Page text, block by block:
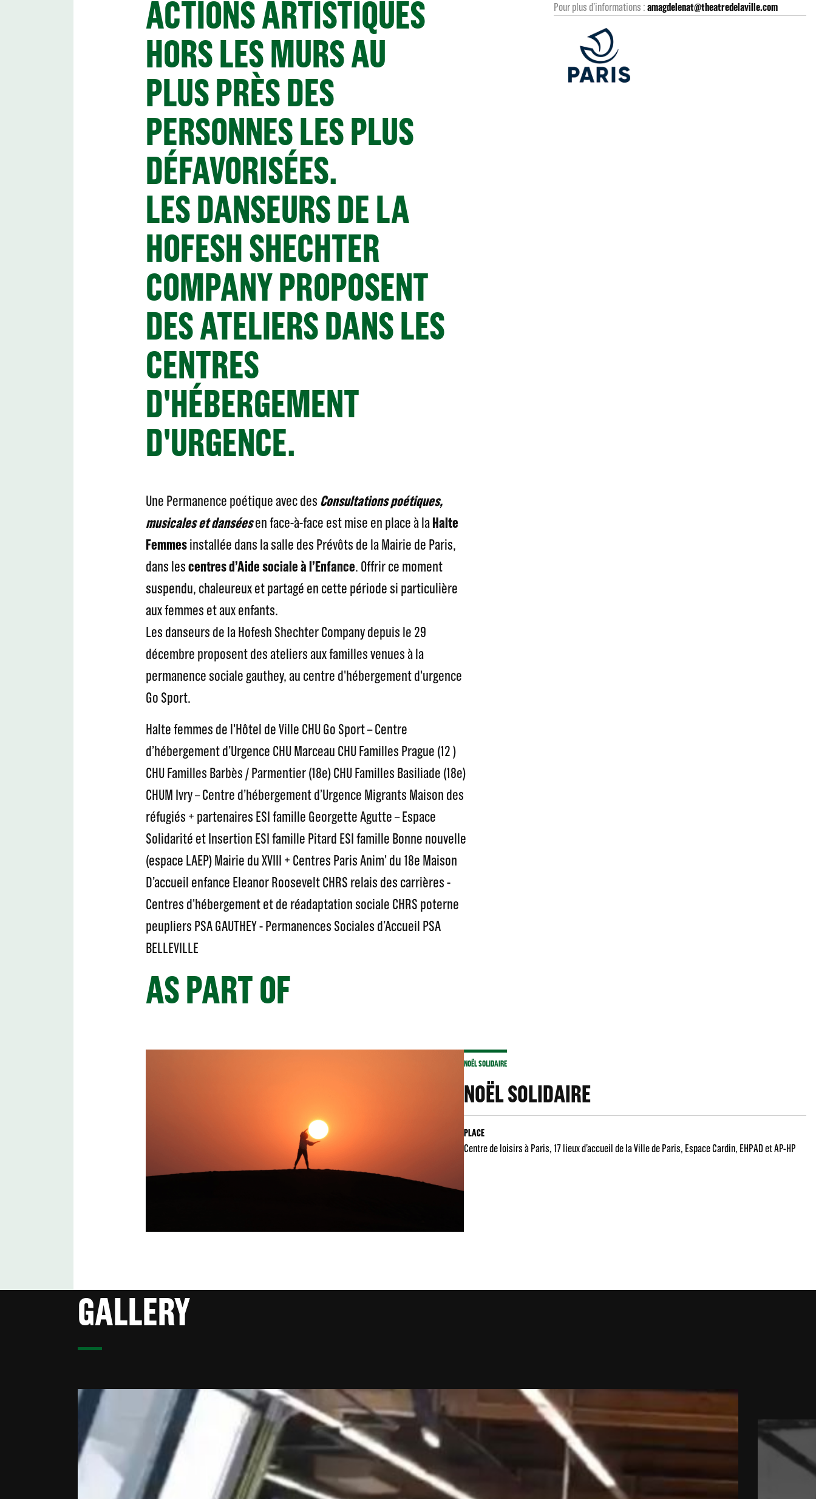
ACTIONS ARTISTIQUES
HORS LES MURS AU
PLUS PRÈS DES
PERSONNES LES PLUS
DÉFAVORISÉES.
LES DANSEURS DE LA
HOFESH SHECHTER
COMPANY PROPOSENT
DES ATELIERS DANS LES
CENTRES
D'HÉBERGEMENT
D'URGENCE.
Une Permanence poétique avec des Consultations poétiques,
musicales et danséesen face-à-face est mise en place à laHalte
Femmesinstallée dans la salle des Prévôts de la Mairie de Paris,
dans lescentres d’Aide sociale à l’Enfance. Offrir ce moment
suspendu, chaleureux et partagé en cette période si particulière
aux femmes et aux enfants.
Les danseurs de la Hofesh Shechter Company depuis le 29
décembre proposent des ateliers aux familles venues à la
permanence sociale gauthey, au centre d'hébergement d'urgence
Go Sport.
Halte femmes de l'Hôtel de Ville CHU Go Sport – Centre
d’hébergement d’Urgence CHU Marceau CHU Familles Prague (12 )
CHU Familles Barbès / Parmentier (18e) CHU Familles Basiliade (18e)
CHUM Ivry – Centre d’hébergement d’Urgence Migrants Maison des
réfugiés + partenaires ESI famille Georgette Agutte – Espace
Solidarité et Insertion ESI famille Pitard ESI famille Bonne nouvelle
(espace LAEP) Mairie du XVIII + Centres Paris Anim' du 18e Maison
D’accueil enfance Eleanor Roosevelt CHRS relais des carrières -
Centres d'hébergement et de réadaptation sociale CHRS poterne
peupliers PSA GAUTHEY - Permanences Sociales d’Accueil PSA
BELLEVILLE
Pour plus d’informations :amagdelenat@theatredelaville.com
AS PART OF
NOËL SOLIDAIRE
NOËL SOLIDAIRE
PLACE
Centre de loisirs à Paris 17 lieux d’accueil de la Ville de Paris Espace Cardin EHPAD et AP-HP
GALLERY